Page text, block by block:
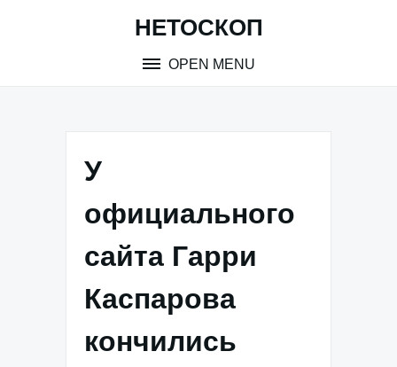
НЕТОСКОП
OPEN MENU
У
официального
сайта Гарри
Каспарова
кончились